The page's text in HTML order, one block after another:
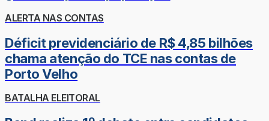
ALERTA NAS CONTAS
Déficit previdenciário de R$ 4,85 bilhões
chama atenção do TCE nas contas de
Porto Velho
BATALHA ELEITORAL